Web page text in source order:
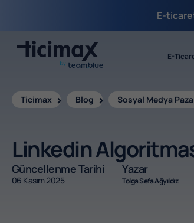
E-
E-
Ticimax Blog Sosyal Medya
Linkedin
Güncellenme Tarihi
06 Kasım 2025
Yazar
Tolga Sefa Ağyıldız